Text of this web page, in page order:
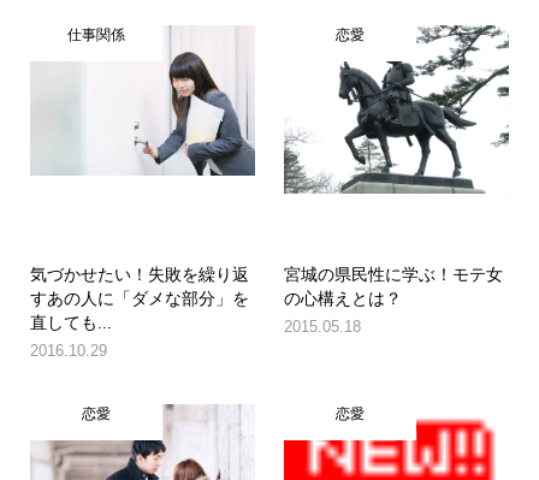
仕事関係
気づかせたい！失敗を繰り返
すあの人に「ダメな部分」を
直しても...
2016.10.29
恋愛
宮城の県民性に学ぶ！モテ女
の心構えとは？
2015.05.18
恋愛 恋愛